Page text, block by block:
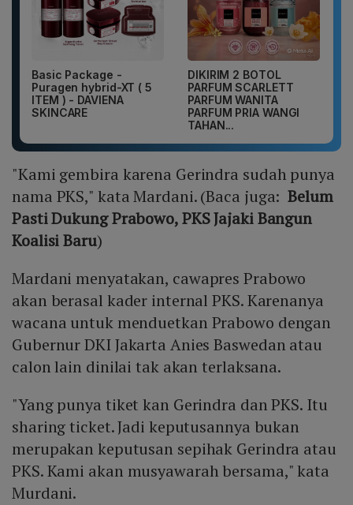
Basic Package -
Puragen hybrid-XT ( 5
ITEM ) - DAVIENA
SKINCARE
DIKIRIM 2 BOTOL
PARFUM SCARLETT
PARFUM WANITA
PARFUM PRIA WANGI
TAHAN...
"Kami gembira karena Gerindra sudah punya
nama PKS," kata Mardani. (Baca juga:Belum
Pasti Dukung Prabowo, PKS Jajaki Bangun
Koalisi Baru)
Mardani menyatakan, cawapres Prabowo
akan berasal kader internal PKS. Karenanya
wacana untuk menduetkan Prabowo dengan
Gubernur DKI Jakarta Anies Baswedan atau
calon lain dinilai tak akan terlaksana.
"Yang punya tiket kan Gerindra dan PKS. Itu
sharing ticket. Jadi keputusannya bukan
merupakan keputusan sepihak Gerindra atau
PKS. Kami akan musyawarah bersama," kata
Murdani.